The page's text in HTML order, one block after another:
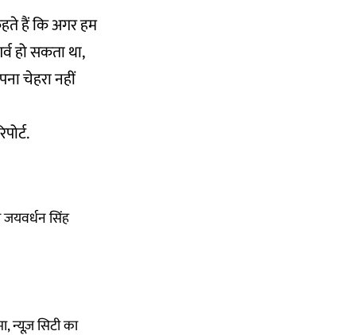
हैं कि अगर हम
हो सकता था,
चेहरा नहीं
सिंह
न्यूज़ सिटी का